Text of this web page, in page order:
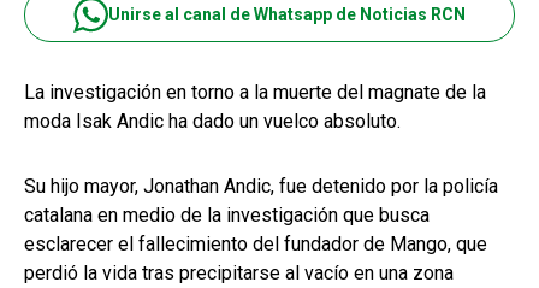
Unirse al canal de Whatsapp de Noticias RCN
La investigación en torno a la muerte del magnate de la
moda Isak Andic ha dado un vuelco absoluto.
Su hijo mayor, Jonathan Andic, fue detenido por la policía
catalana en medio de la investigación que busca
esclarecer el fallecimiento del fundador de Mango, que
perdió la vida tras precipitarse al vacío en una zona